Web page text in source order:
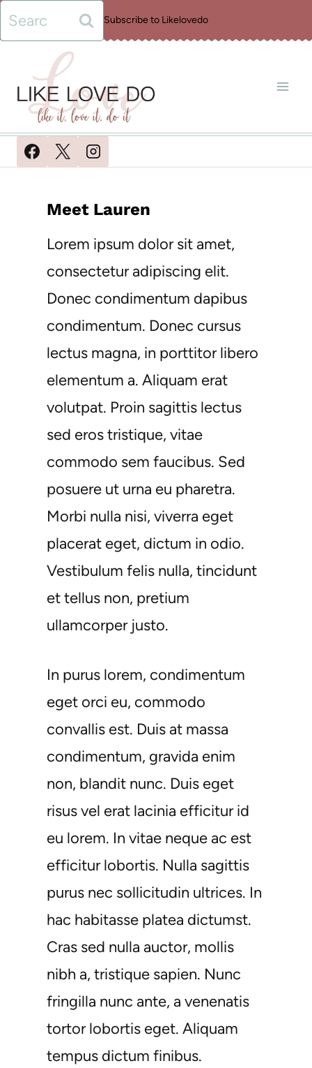
Skip
to
content
Search
for:
Subscribe to Likelovedo
Meet Lauren
Lorem ipsum dolor sit amet,
consectetur adipiscing elit.
Donec condimentum dapibus
condimentum. Donec cursus
lectus magna, in porttitor libero
elementum a. Aliquam erat
volutpat. Proin sagittis lectus
sed eros tristique, vitae
commodo sem faucibus. Sed
posuere ut urna eu pharetra.
Morbi nulla nisi, viverra eget
placerat eget, dictum in odio.
Vestibulum felis nulla, tincidunt
et tellus non, pretium
ullamcorper justo.
In purus lorem, condimentum
eget orci eu, commodo
convallis est. Duis at massa
condimentum, gravida enim
non, blandit nunc. Duis eget
risus vel erat lacinia efficitur id
eu lorem. In vitae neque ac est
efficitur lobortis. Nulla sagittis
purus nec sollicitudin ultrices. In
hac habitasse platea dictumst.
Cras sed nulla auctor, mollis
nibh a, tristique sapien. Nunc
fringilla nunc ante, a venenatis
tortor lobortis eget. Aliquam
tempus dictum finibus.